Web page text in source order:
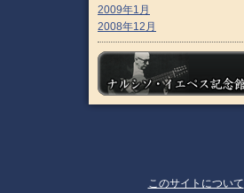
2009年1月
2008年12月
このサイトについて